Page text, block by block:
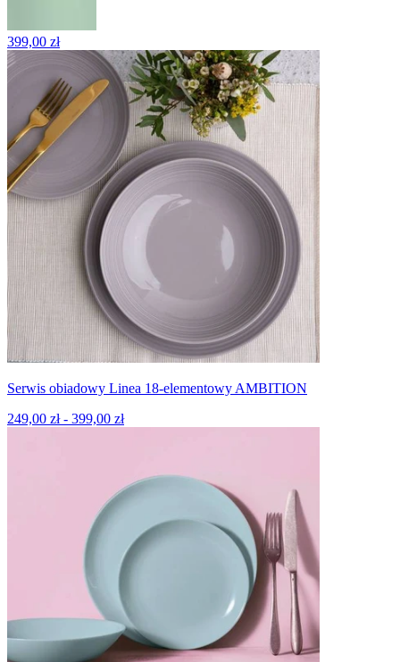
399,00 zł
Serwis obiadowy Linea 18-elementowy AMBITION
249,00 zł - 399,00 zł